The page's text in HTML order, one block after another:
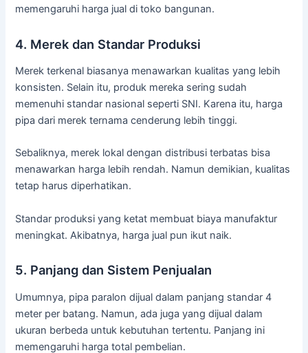
memengaruhi harga jual di toko bangunan.
4. Merek dan Standar Produksi
Merek terkenal biasanya menawarkan kualitas yang lebih
konsisten. Selain itu, produk mereka sering sudah
memenuhi standar nasional seperti SNI. Karena itu, harga
pipa dari merek ternama cenderung lebih tinggi.
Sebaliknya, merek lokal dengan distribusi terbatas bisa
menawarkan harga lebih rendah. Namun demikian, kualitas
tetap harus diperhatikan.
Standar produksi yang ketat membuat biaya manufaktur
meningkat. Akibatnya, harga jual pun ikut naik.
5. Panjang dan Sistem Penjualan
Umumnya, pipa paralon dijual dalam panjang standar 4
meter per batang. Namun, ada juga yang dijual dalam
ukuran berbeda untuk kebutuhan tertentu. Panjang ini
memengaruhi harga total pembelian.